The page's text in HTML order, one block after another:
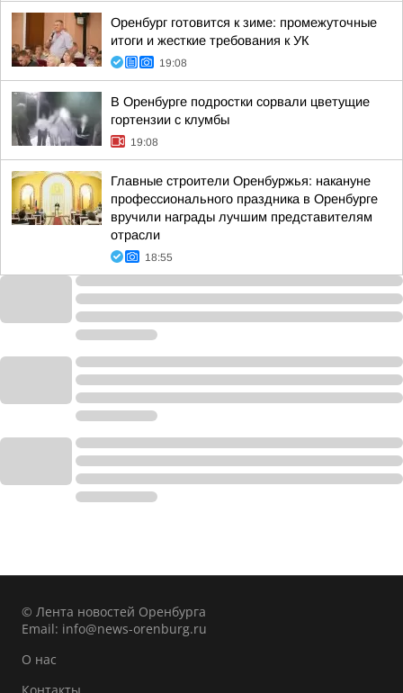
Оренбург готовится к зиме: промежуточные
итоги и жесткие требования к УК
19:08
В Оренбурге подростки сорвали цветущие
гортензии с клумбы
19:08
Главные строители Оренбуржья: накануне
профессионального праздника в Оренбурге
вручили награды лучшим представителям
отрасли
18:55
© Лента новостей Оренбурга
Email: info@news-orenburg.ru
О нас